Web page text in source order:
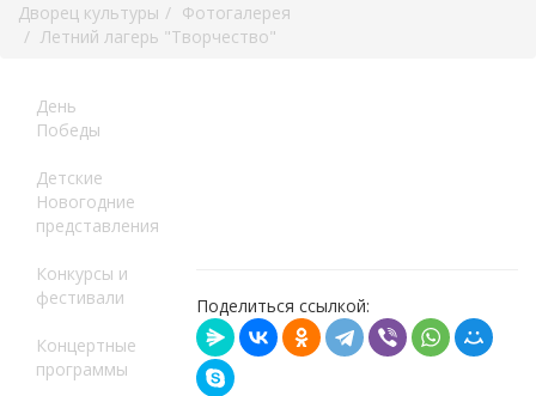
Дворец культуры
Фотогалерея
Летний лагерь "Творчество"
День
Победы
Детские
Новогодние
представления
Конкурсы и
фестивали
Концертные
программы
Поделиться ссылкой: